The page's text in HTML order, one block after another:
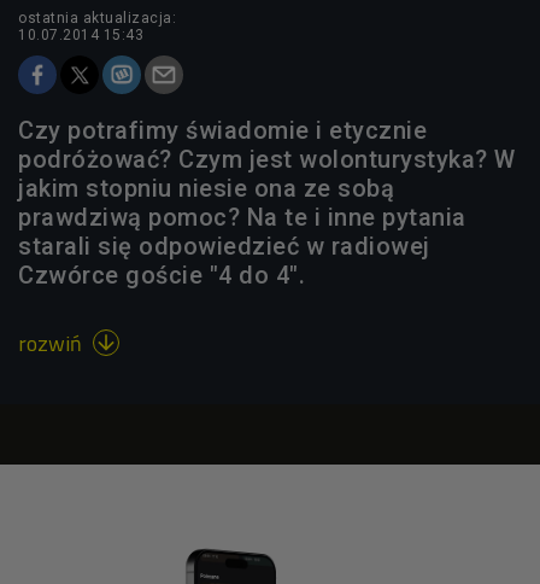
ostatnia aktualizacja:
10.07.2014 15:43
Czy potrafimy świadomie i etycznie
podróżować? Czym jest wolonturystyka? W
jakim stopniu niesie ona ze sobą
prawdziwą pomoc? Na te i inne pytania
starali się odpowiedzieć w radiowej
Czwórce goście "4 do 4".
rozwiń 